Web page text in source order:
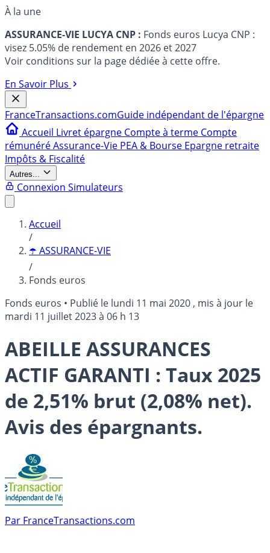
À la une
ASSURANCE-VIE LUCYA CNP : Fonds euros Lucya CNP :
visez 5.05% de rendement en 2026 et 2027
Voir conditions sur la page dédiée à cette offre.
En Savoir Plus
FranceTransactions.comGuide indépendant de l'épargne
Accueil Livret épargne Compte à terme Compte
rémunéréAssurance-Vie PEA & Bourse Epargne retraite
Impôts & Fiscalité
Autres...
Connexion Simulateurs
Accueil
/
☂️ ASSURANCE-VIE
/
Fonds euros
Fonds euros • Publié le lundi 11 mai 2020 , mis à jour le
mardi 11 juillet 2023 à 06 h 13
ABEILLE ASSURANCES
ACTIF GARANTI : Taux 2025
de 2,51% brut (2,08% net).
Avis des épargnants.
Par FranceTransactions.com